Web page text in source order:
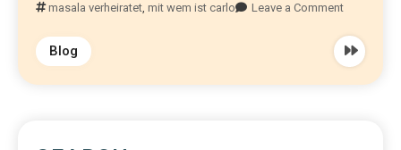
masala verheiratet,mit wem ist carlo Leave a Comment
Blog